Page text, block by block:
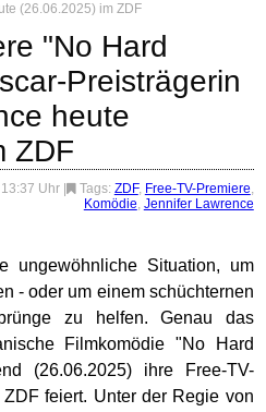
(26.06.2025) im ZDF
"No Hard
Preisträgerin
heute
ZDF
Uhr Tags: ZDF, Free-TV-Premiere,
Komödie, Jennifer Lawrence
ungewöhnliche Situation, um
- oder um einem schüchternen
zu helfen. Genau das
Filmkomödie "No Hard
(26.06.2025) ihre Free-TV-
feiert. Unter der Regie von